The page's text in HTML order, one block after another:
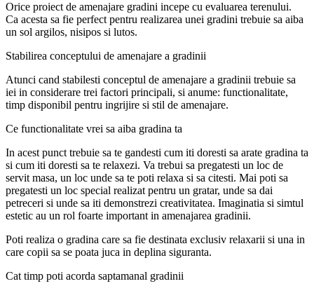
Orice proiect de amenajare gradini incepe cu evaluarea terenului.
Ca acesta sa fie perfect pentru realizarea unei gradini trebuie sa aiba
un sol argilos, nisipos si lutos.
Stabilirea conceptului de amenajare a gradinii
Atunci cand stabilesti conceptul de amenajare a gradinii trebuie sa
iei in considerare trei factori principali, si anume: functionalitate,
timp disponibil pentru ingrijire si stil de amenajare.
Ce functionalitate vrei sa aiba gradina ta
In acest punct trebuie sa te gandesti cum iti doresti sa arate gradina ta
si cum iti doresti sa te relaxezi. Va trebui sa pregatesti un loc de
servit masa, un loc unde sa te poti relaxa si sa citesti. Mai poti sa
pregatesti un loc special realizat pentru un gratar, unde sa dai
petreceri si unde sa iti demonstrezi creativitatea. Imaginatia si simtul
estetic au un rol foarte important in amenajarea gradinii.
Poti realiza o gradina care sa fie destinata exclusiv relaxarii si una in
care copii sa se poata juca in deplina siguranta.
Cat timp poti acorda saptamanal gradinii